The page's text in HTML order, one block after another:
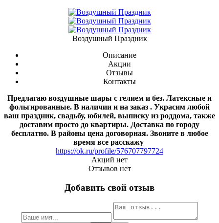
Воздушный Праздник
Описание
Акции
Отзывы
Контакты
Предлагаю воздушные шары с гелием и без. Латексные и
фольгированные. В наличии и на заказ . Украсим любой
ваш праздник, свадьбу, юбилей, выписку из роддома, также
доставим просто до квартиры. Доставка по городу
бесплатно. В районы цена договорная. Звоните в любое
время все расскажу
https://ok.ru/profile/576707797724
Акций нет
Отзывов нет
Добавить свой отзыв